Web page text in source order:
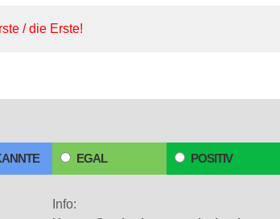
/ die Erste!
EGAL POSITIV
Info: